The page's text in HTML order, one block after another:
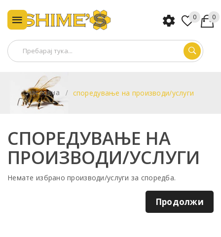
0 0
насловна споредување на производи/услуги
СПОРЕДУВАЊЕ НА
ПРОИЗВОДИ/УСЛУГИ
Немате избрано производи/услуги за споредба.
Продолжи